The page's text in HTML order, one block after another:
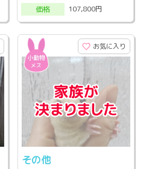
価格
107,800円
お気に入り
その他